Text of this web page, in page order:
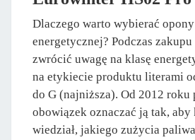
Dlaczego warto wybierać
energetycznej? Podczas
zwrócić uwagę na klasę
na etykiecie produktu literami
do G (najniższa). Od 2012 roku
obowiązek oznaczać ją tak, aby
wiedział, jakiego zużycia